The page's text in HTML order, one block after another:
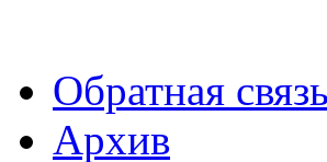
Обратная связь
Архив